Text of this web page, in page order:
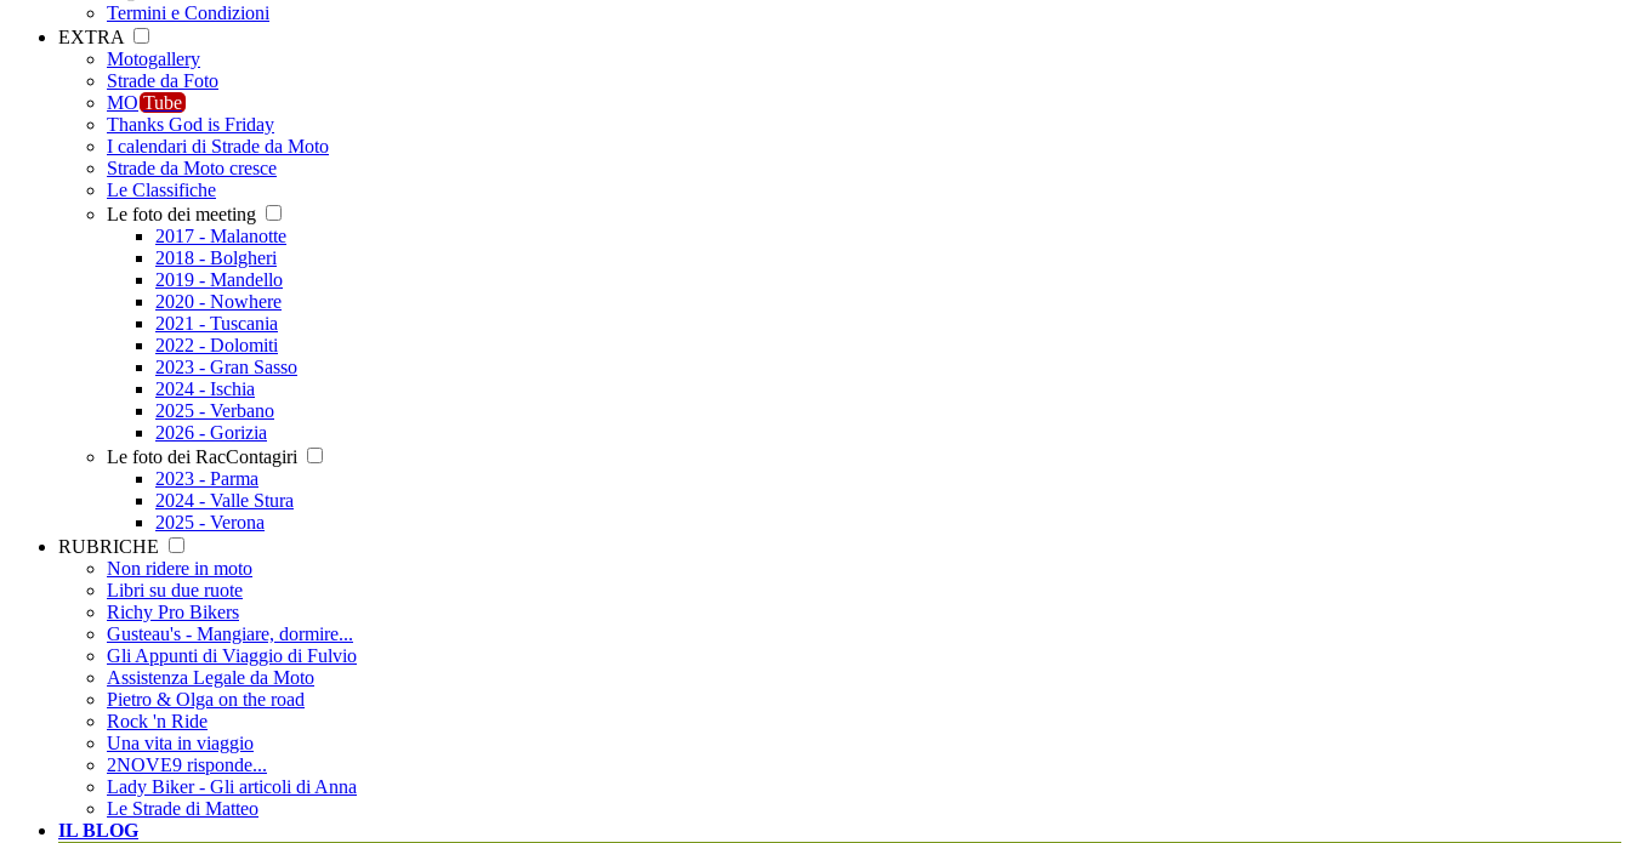
Termini e Condizioni
EXTRA
Motogallery
Strade da Foto
MO Tube
Thanks God is Friday
I calendari di Strade da Moto
Strade da Moto cresce
Le Classifiche
Le foto dei meeting
2017 - Malanotte
2018 - Bolgheri
2019 - Mandello
2020 - Nowhere
2021 - Tuscania
2022 - Dolomiti
2023 - Gran Sasso
2024 - Ischia
2025 - Verbano
2026 - Gorizia
Le foto dei RacContagiri
2023 - Parma
2024 - Valle Stura
2025 - Verona
RUBRICHE
Non ridere in moto
Libri su due ruote
Richy Pro Bikers
Gusteau's - Mangiare, dormire...
Gli Appunti di Viaggio di Fulvio
Assistenza Legale da Moto
Pietro & Olga on the road
Rock 'n Ride
Una vita in viaggio
2NOVE9 risponde...
Lady Biker - Gli articoli di Anna
Le Strade di Matteo
IL BLOG